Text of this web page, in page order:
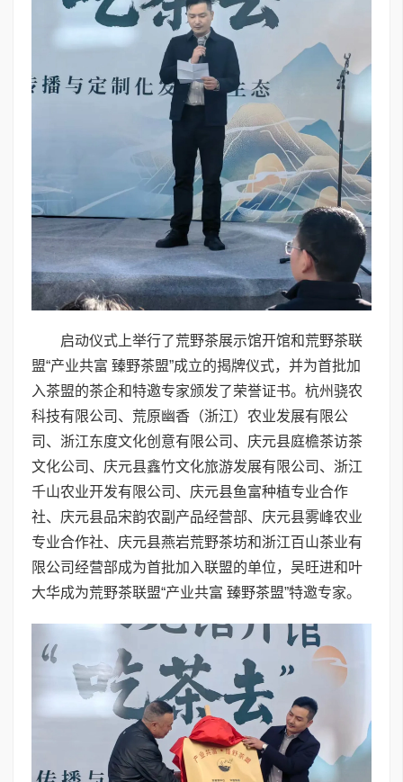
启动仪式上举行了荒野茶展示馆开馆和荒野茶联
盟“产业共富 臻野茶盟”成立的揭牌仪式，并为首批加
入茶盟的茶企和特邀专家颁发了荣誉证书。杭州骁农
科技有限公司、荒原幽香（浙江）农业发展有限公
司、浙江东度文化创意有限公司、庆元县庭檐茶访茶
文化公司、庆元县鑫竹文化旅游发展有限公司、浙江
千山农业开发有限公司、庆元县鱼富种植专业合作
社、庆元县品宋韵农副产品经营部、庆元县雾峰农业
专业合作社、庆元县燕岩荒野茶坊和浙江百山茶业有
限公司经营部成为首批加入联盟的单位，吴旺进和叶
大华成为荒野茶联盟“产业共富 臻野茶盟”特邀专家。